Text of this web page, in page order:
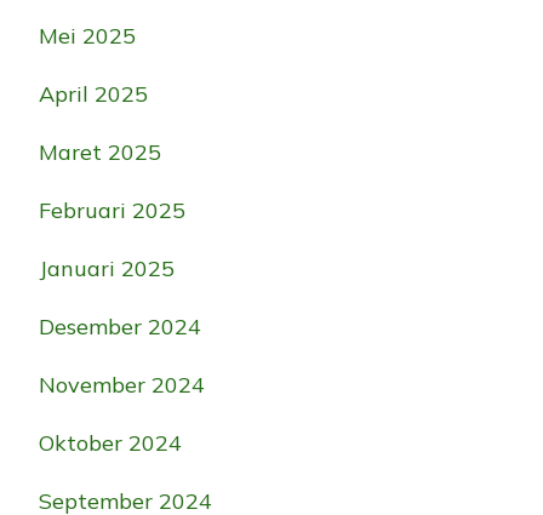
Mei 2025
April 2025
Maret 2025
Februari 2025
Januari 2025
Desember 2024
November 2024
Oktober 2024
September 2024